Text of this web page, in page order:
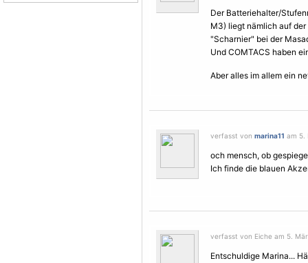
Der Batteriehalter/
M3) liegt nämlich auf
"Scharnier" bei der
Und COMTACS haben
Aber alles im allem ein
verfasst von marina11 am 5.
och mensch, ob
Ich finde die blauen
verfasst von Eiche am 5.
Entschuldige Marina...